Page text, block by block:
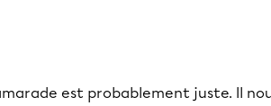
est probablement juste. Il